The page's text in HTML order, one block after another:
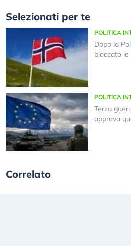
Selezionati per te
POLITICA
Dopo la
bloccato le
POLITICA
Terza
approva
Correlato